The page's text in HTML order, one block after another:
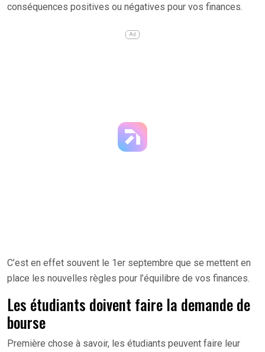
conséquences positives ou négatives pour vos finances.
Ad
C’est en effet souvent le 1er septembre que se mettent en
place les nouvelles règles pour l’équilibre de vos finances.
Les étudiants doivent faire la demande de
bourse
Première chose à savoir, les étudiants peuvent faire leur